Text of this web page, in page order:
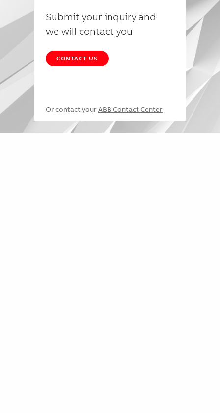
Submit your inquiry and
we will contact you
CONTACT US
Or contact your ABB Contact Center